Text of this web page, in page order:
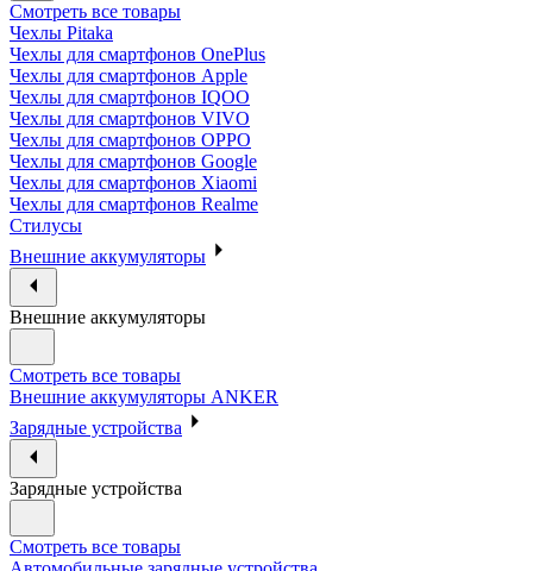
Смотреть все товары
Чехлы Pitaka
Чехлы для смартфонов OnePlus
Чехлы для смартфонов Apple
Чехлы для смартфонов IQOO
Чехлы для смартфонов VIVO
Чехлы для смартфонов OPPO
Чехлы для смартфонов Google
Чехлы для смартфонов Xiaomi
Чехлы для смартфонов Realme
Стилусы
Внешние аккумуляторы
Внешние аккумуляторы
Смотреть все товары
Внешние аккумуляторы ANKER
Зарядные устройства
Зарядные устройства
Смотреть все товары